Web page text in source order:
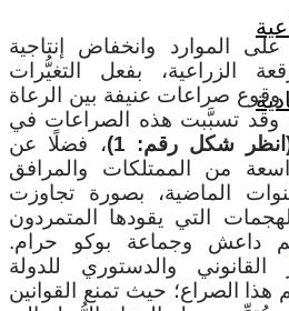
الموارد وانخفاض إنتاجية
الزراعية، بفعل التغيُّرات
وقوع صراعات عنيفة بين الرعاة
وقد تسبَّبت هذه الصراعات في
شكل رقم: 1)
، فضلًا عن
من الممتلكات والمرافق
الماضية، بصورة تجاوزت
التي يقودها المتمردون
داعش وجماعة بوكو حرام.
والدستوري للدولة
هذا الصراع؛ حيث تمنع القوانين